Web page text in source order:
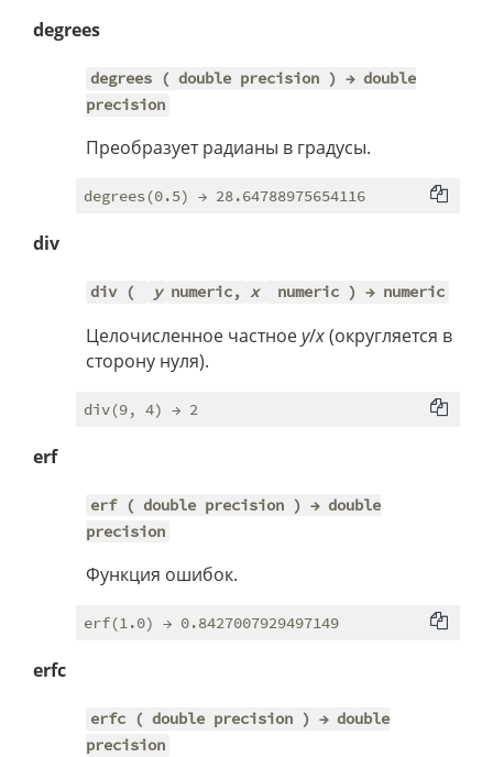
degrees
degrees ( double precision ) → double
precision
Преобразует радианы в градусы.
div
div ( y numeric, x numeric ) → numeric
Целочисленное частноеy/x(округляется в
сторону нуля).
erf
erf ( double precision ) → double
precision
Функция ошибок.
erfc
erfc ( double precision ) → double
precision